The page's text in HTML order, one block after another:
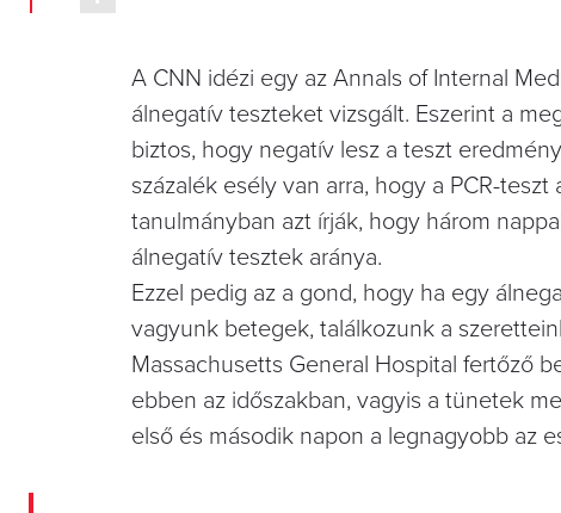
A CNN idézi egy az Annals of Internal
álnegatív teszteket vizsgált. Eszerint a
biztos, hogy negatív lesz a teszt
százalék esély van arra, hogy a PCR-
tanulmányban azt írják, hogy három
álnegatív tesztek aránya.
Ezzel pedig az a gond, hogy ha egy
vagyunk betegek, találkozunk a
Massachusetts General Hospital fertőző
ebben az időszakban, vagyis a tünetek
első és második napon a legnagyobb az